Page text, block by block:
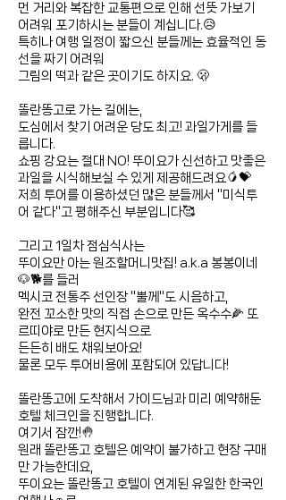
먼 거리와 복잡한 교통편으로 인해 선뜻 가보기
어려워 포기하시는 분들이 계십니다.😥
특히나 여행 일정이 짧으신 분들​께는 효율적인 동
선을 짜기 어려워
그림의 떡과 같은 곳이기도 하지요. 🫢​
똘란똥고로 가는 길에는,
도심에서 찾기 어려운 당도 최고! 과일가게를 들
릅니다.
쇼핑 강요는 절대 NO! 뚜이요가 신선하고 맛좋은
과일을 시식해보실 수 있게 제공해드려요🥭💝
저희 투어를 이용하셨던 많은 분들께서 "미식투
어 같다"고 평해주신 부분입니다🥰
그리고 1일차 점심식사는
뚜이요만 아는 원조할머니맛집! a.k.a 봉봉이네
🐶🐕를 들러
멕시코 전통주 선인장 "뿔께"도 시음하고,
완전 꼬소한 맛의 직접 손으로 만든 옥수수🌽 또
르띠야로 만든 현지식으로
든든히 배도 채워보아요!
물론 모두 투어비용에 포함되어 있답니다!
똘란똥고에 도착해서 가이드님과 미리 예 약해둔
호텔 체크인을 진행합니다.
여기서 잠깐!🤚
원래 똘란똥고 호텔은 예약이 불가하고 현장 구매
만 가능한데요,
뚜이요는 똘란똥고 호텔이 연계된 유일한 한국인